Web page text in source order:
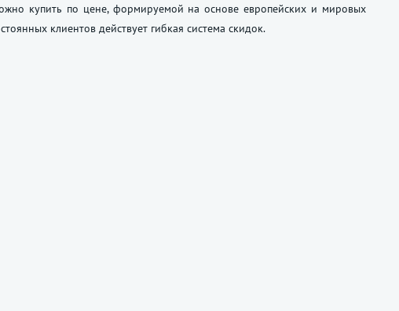
купить по цене, формируемой на основе европейских и мировых
клиентов действует гибкая система скидок.